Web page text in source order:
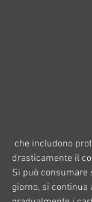
drasticamente il
Si può consumare
giorno, si continua